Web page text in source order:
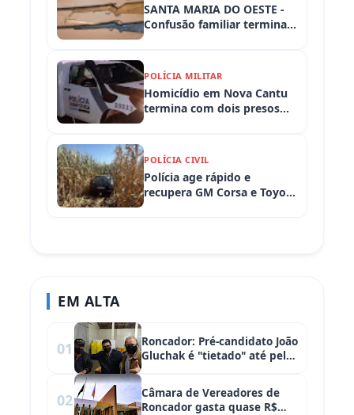
SANTA MARIA DO OESTE -
Confusão familiar termina
armas apreendidas
POLÍCIA MILITAR
Homicídio em Nova Cantu
termina com dois presos
POLÍCIA CIVIL
Polícia age rápido e
recupera GM Corsa e Toyota
EM ALTA
01
Roncador: Pré-candidato João
Gluchak é "tietado" até pelos
02
Câmara de Vereadores de
Roncador gasta quase R$